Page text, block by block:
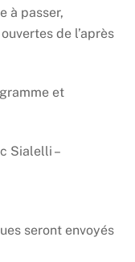
à passer,
de l’après
et
Sialelli –
seront envoyés